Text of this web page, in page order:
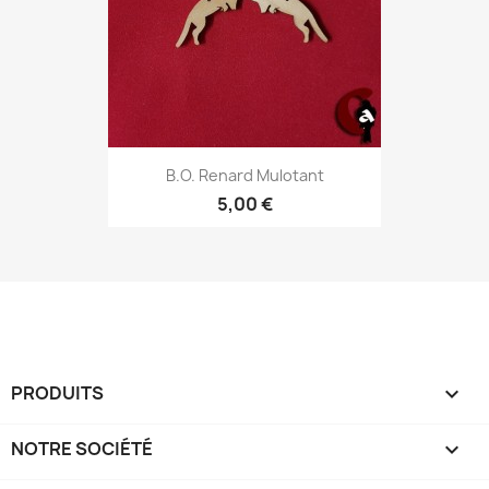
B.O. Renard Mulotant
5,00 €
PRODUITS 
NOTRE SOCIÉTÉ 